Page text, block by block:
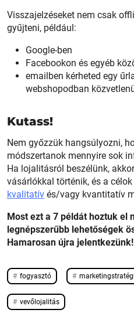
Visszajelzéseket nem csak
gyűjteni, például:
Google-ben
Facebookon és egyéb
emailben kérheted egy
webshopodban
Kutass!
Nem győzzük hangsúlyozni,
módszertanok mennyire sok
Ha lojalitásról beszélünk,
vásárlókkal történik, és a
kvalitatív és/vagy kvantitatív
Most ezt a 7 példát hoztuk el
legnépszerűbb lehetőségek
Hamarosan újra
fogyasztó
vevőlojalitás